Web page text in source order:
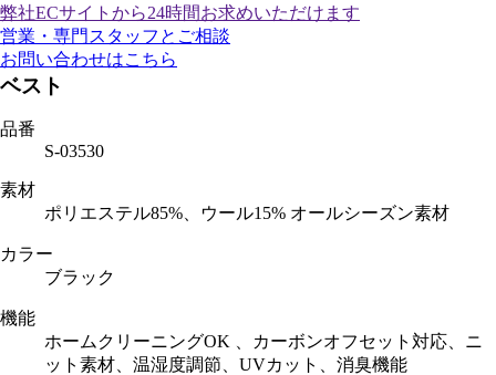
弊社ECサイトから24時間お求めいただけます
営業・専門スタッフとご相談
お問い合わせはこちら
ベスト
品番
S-03530
素材
ポリエステル85%、ウール15% オールシーズン素材
カラー
ブラック
機能
ホームクリーニングOK 、カーボンオフセット対応、ニ
ット素材、温湿度調節、UVカット、消臭機能